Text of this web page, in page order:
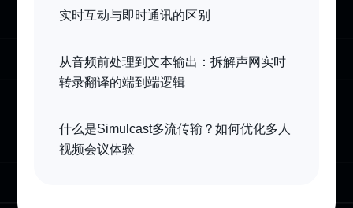
实时互动与即时通讯的区别
从音频前处理到文本输出：拆解声网实时
转录翻译的端到端逻辑
什么是Simulcast多流传输？如何优化多人
视频会议体验